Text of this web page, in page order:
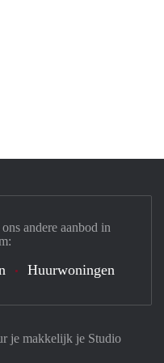
je makkelijk je Studio
andere aanbod in
Huurwoningen